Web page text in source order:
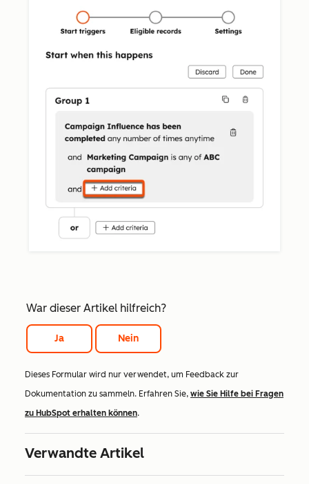
War dieser Artikel hilfreich?
Ja Nein
Dieses Formular wird nur verwendet, um Feedback zur
Dokumentation zu sammeln. Erfahren Sie, wie Sie Hilfe bei Fragen
zu HubSpot erhalten können.
Verwandte Artikel